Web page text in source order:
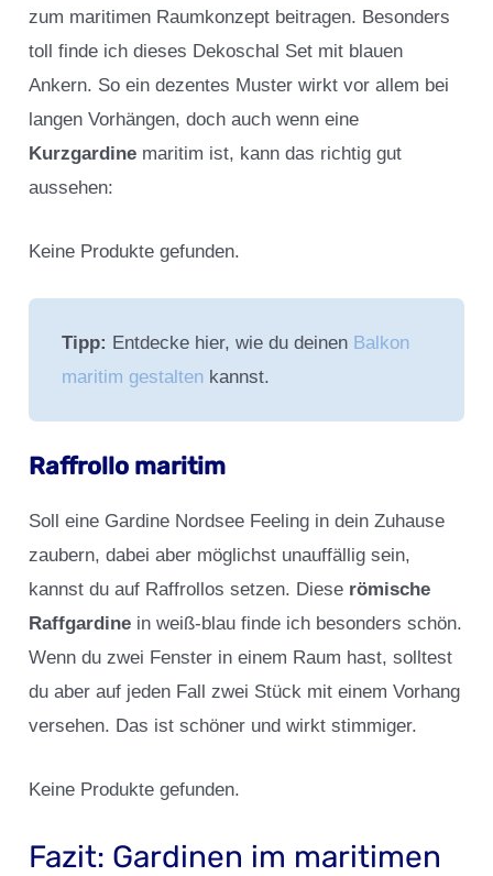
zum maritimen Raumkonzept beitragen. Besonders
toll finde ich dieses Dekoschal Set mit blauen
Ankern. So ein dezentes Muster wirkt vor allem bei
langen Vorhängen, doch auch wenn eine
Kurzgardine maritim ist, kann das richtig gut
aussehen:
Keine Produkte gefunden.
Tipp: Entdecke hier, wie du deinen Balkon
maritim gestalten kannst.
Raffrollo maritim
Soll eine Gardine Nordsee Feeling in dein Zuhause
zaubern, dabei aber möglichst unauffällig sein,
kannst du auf Raffrollos setzen. Diese römische
Raffgardine in weiß-blau finde ich besonders schön.
Wenn du zwei Fenster in einem Raum hast, solltest
du aber auf jeden Fall zwei Stück mit einem Vorhang
versehen. Das ist schöner und wirkt stimmiger.
Keine Produkte gefunden.
Fazit: Gardinen im maritimen